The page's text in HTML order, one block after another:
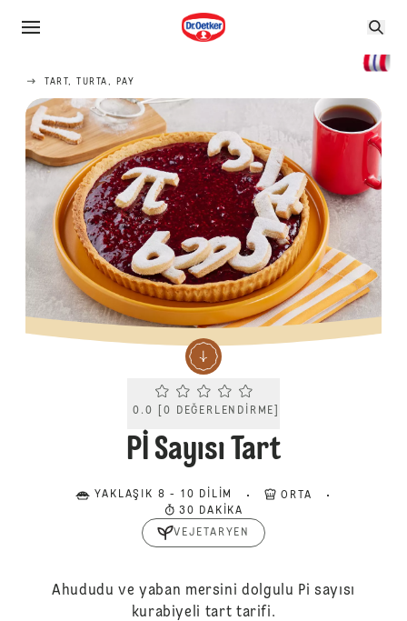
TART, TURTA, PAY
Current rating 0.0. Click to rate.
0.0 [0 DEĞERLENDIRME
Pİ Sayısı Tart
YAKLAŞIK 8 - 10 DILIM
ORTA
30 DAKIKA
VEJETARYEN
Ahududu ve yaban mersini dolgulu Pi sayısı
kurabiyeli tart tarifi.